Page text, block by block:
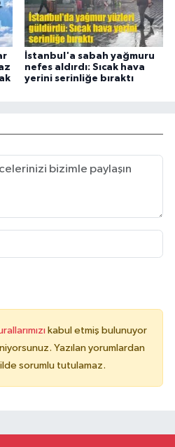
İstanbul'a sabah yağmuru
nefes aldırdı: Sıcak hava
yerini serinliğe bıraktı
kabul etmiş bulunuyor
Yazılan yorumlardan
sorumlu tutulamaz.